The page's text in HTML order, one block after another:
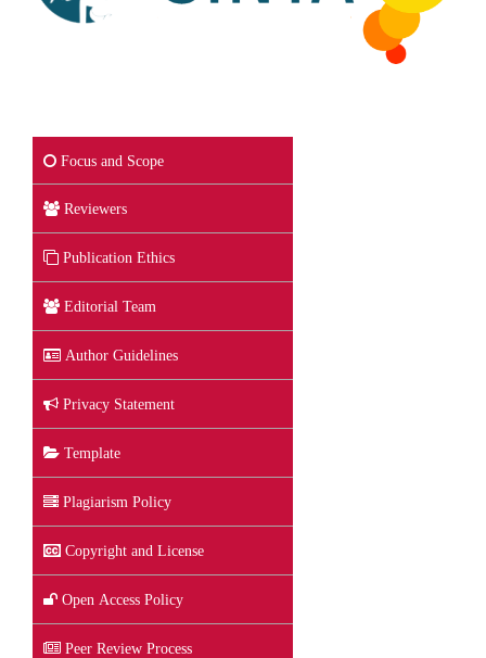
Focus and Scope
Reviewers
Publication Ethics
Editorial Team
Author Guidelines
Privacy Statement
Template
Plagiarism Policy
Copyright and License
Open Access Policy
Peer Review Process